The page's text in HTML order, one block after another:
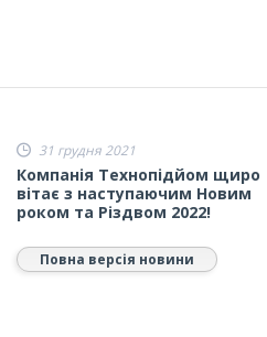
31 грудня 2021
Компанія Технопідйом щиро
вітає з наступаючим Новим
роком та Різдвом 2022!
Повна версія новини